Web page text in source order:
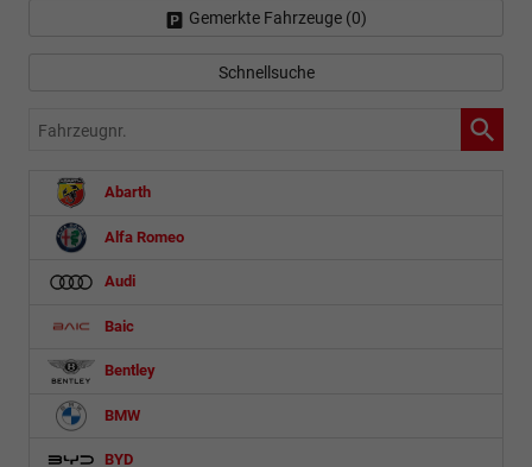
Gemerkte Fahrzeuge (0)
Schnellsuche
Fahrzeugnr.
Abarth
Alfa Romeo
Audi
Baic
Bentley
BMW
BYD